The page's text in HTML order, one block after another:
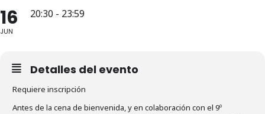
16
JUN
20:30 - 23:59
Detalles del evento
Requiere inscripción
Antes de la cena de bienvenida, y en colaboración con el 9º